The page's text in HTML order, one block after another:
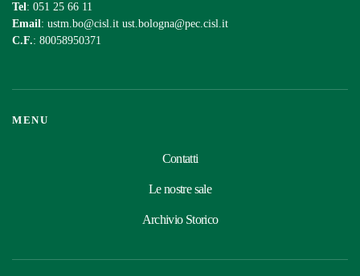
Tel: 051 25 66 11
Email: ustm.bo@cisl.it ust.bologna@pec.cisl.it
C.F.: 80058950371
MENU
Contatti
Le nostre sale
Archivio Storico